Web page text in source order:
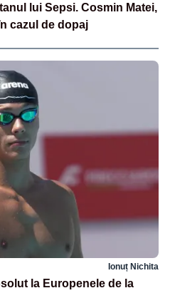
lui Sepsi. Cosmin Matei,
cazul de dopaj
Ionuț Nichita
la Europenele de la